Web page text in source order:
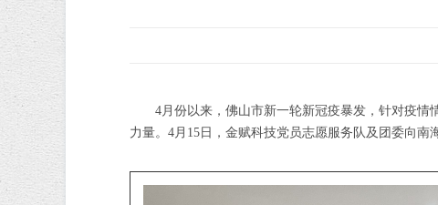
4月份以来，佛山市新一轮新冠疫暴发，针对疫
力量。4月15日，金赋科技党员志愿服务队及团委向南